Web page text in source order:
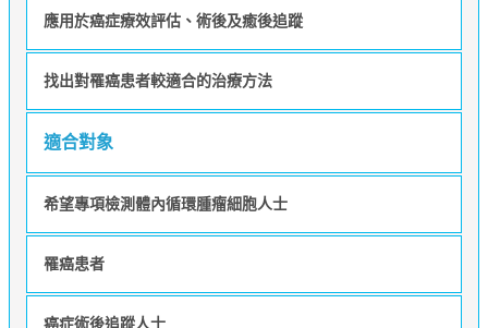
應用於癌症療效評估、術後及癒後追蹤
找出對罹癌患者較適合的治療方法
適合對象
希望專項檢測體內循環腫瘤細胞人士
罹癌患者
癌症術後追蹤人士